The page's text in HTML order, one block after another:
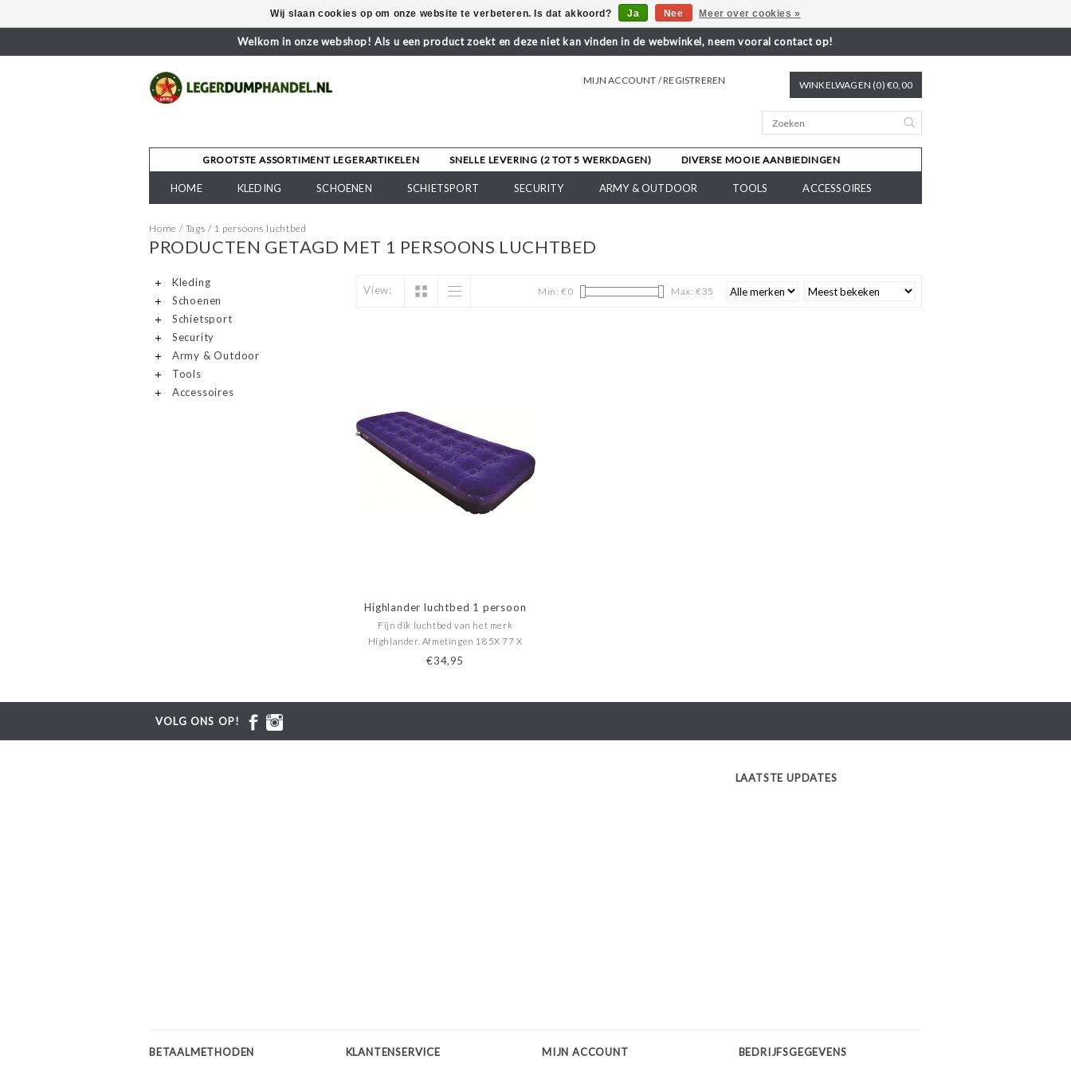
Welkom in onze webshop! Als u een product zoekt en deze niet kan vinden in de webwinkel, neem vooral contact op!
MIJN ACCOUNT / REGISTREREN WINKELWAGEN (0) €0,00
GROOTSTE ASSORTIMENT LEGERARTIKELEN SNELLE LEVERING (2 TOT 5 WERKDAGEN) DIVERSE MOOIE AANBIEDINGEN
HOME KLEDING SCHOENEN SCHIETSPORT SECURITY ARMY & OUTDOOR TOOLS ACCESSOIRES
Home / Tags / 1 persoons luchtbed
PRODUCTEN GETAGD MET 1 PERSOONS LUCHTBED
Kleding
Schoenen
Schietsport
Security
Army & Outdoor
Tools
Accessoires
View: Min: €0 Max: €35
Highlander luchtbed 1 persoon
Fijn dik luchtbed van het merk
Highlander. Afmetingen 185X 77 X
22cm. Met een gewicht van slechts 1500
€34,95
VOLG ONS OP!
LAATSTE UPDATES
BETAALMETHODEN KLANTENSERVICE MIJN ACCOUNT BEDRIJFSGEGEVENS
Wij slaan cookies op om onze website te verbeteren. Is dat akkoord? Ja Nee Meer over cookies »